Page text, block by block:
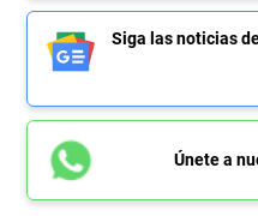
Siga las noticias
Únete a